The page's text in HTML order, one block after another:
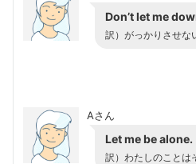
Don’t let me
訳）がっかりさせな
Aさん
Let me be alone.
訳）わたしのことは